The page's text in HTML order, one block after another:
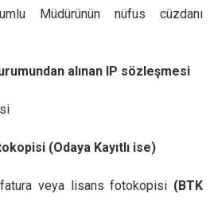
Müdürünün nüfus cüzdanı
alınan IP sözleşmesi
(Odaya Kayıtlı ise)
fatura veya lisans fotokopisi (BTK